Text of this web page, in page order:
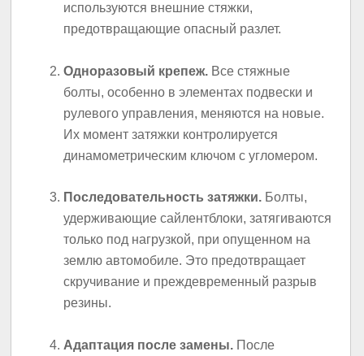
используются внешние стяжки,
предотвращающие опасный разлет.
Одноразовый крепеж. Все стяжные
болты, особенно в элементах подвески и
рулевого управления, меняются на новые.
Их момент затяжки контролируется
динамометрическим ключом с угломером.
Последовательность затяжки. Болты,
удерживающие сайлентблоки, затягиваются
только под нагрузкой, при опущенном на
землю автомобиле. Это предотвращает
скручивание и преждевременный разрыв
резины.
Адаптация после замены. После